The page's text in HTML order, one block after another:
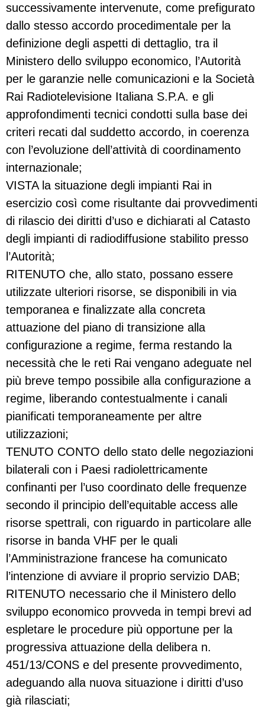
successivamente intervenute, come prefigurato
dallo stesso accordo procedimentale per la
definizione degli aspetti di dettaglio, tra il
Ministero dello sviluppo economico, l’Autorità
per le garanzie nelle comunicazioni e la Società
Rai Radiotelevisione Italiana S.P.A. e gli
approfondimenti tecnici condotti sulla base dei
criteri recati dal suddetto accordo, in coerenza
con l’evoluzione dell’attività di coordinamento
internazionale;
VISTA la situazione degli impianti Rai in
esercizio così come risultante dai provvedimenti
di rilascio dei diritti d’uso e dichiarati al Catasto
degli impianti di radiodiffusione stabilito presso
l’Autorità;
RITENUTO che, allo stato, possano essere
utilizzate ulteriori risorse, se disponibili in via
temporanea e finalizzate alla concreta
attuazione del piano di transizione alla
configurazione a regime, ferma restando la
necessità che le reti Rai vengano adeguate nel
più breve tempo possibile alla configurazione a
regime, liberando contestualmente i canali
pianificati temporaneamente per altre
utilizzazioni;
TENUTO CONTO dello stato delle negoziazioni
bilaterali con i Paesi radiolettricamente
confinanti per l’uso coordinato delle frequenze
secondo il principio dell’equitable access alle
risorse spettrali, con riguardo in particolare alle
risorse in banda VHF per le quali
l’Amministrazione francese ha comunicato
l’intenzione di avviare il proprio servizio DAB;
RITENUTO necessario che il Ministero dello
sviluppo economico provveda in tempi brevi ad
espletare le procedure più opportune per la
progressiva attuazione della delibera n.
451/13/CONS e del presente provvedimento,
adeguando alla nuova situazione i diritti d’uso
già rilasciati;